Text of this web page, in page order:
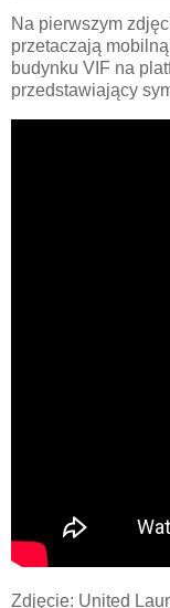
Na pierwszym
przetaczają
budynku VIF na
przedstawiający
Zdjęcie: United